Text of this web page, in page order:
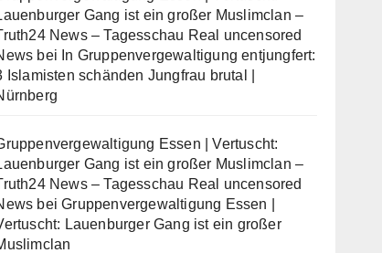
Gang ist ein großer Muslimclan –
News – Tagesschau Real uncensored
bei In Gruppenvergewaltigung entjungfert:
Islamisten schänden Jungfrau brutal |
Essen | Vertuscht:
Gang ist ein großer Muslimclan –
News – Tagesschau Real uncensored
beiGruppenvergewaltigung Essen |
Lauenburger Gang ist ein großer